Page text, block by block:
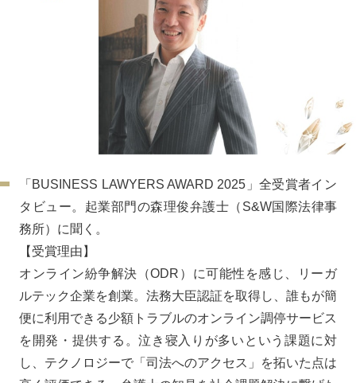
「BUSINESS LAWYERS AWARD 2025」全受賞者イン
タビュー。起業部門の森理俊弁護士（S&W国際法律事
務所）に聞く。
【受賞理由】
オンライン紛争解決（ODR）に可能性を感じ、リーガ
ルテック企業を創業。法務大臣認証を取得し、誰もが簡
便に利用できる少額トラブルのオンライン調停サービス
を開発・提供する。泣き寝入りが多いという課題に対
し、テクノロジーで「司法へのアクセス」を拓いた点は